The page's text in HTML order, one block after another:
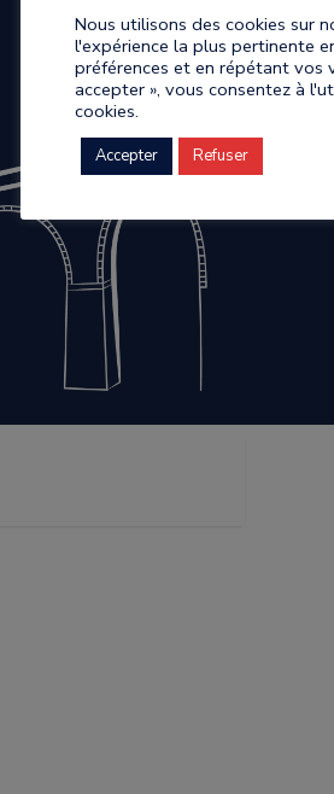
Nous utilisons des cookies sur
l'expérience la plus pertinente
préférences et en répétant vos
accepter », vous consentez à
cookies.
Accepter Refuser